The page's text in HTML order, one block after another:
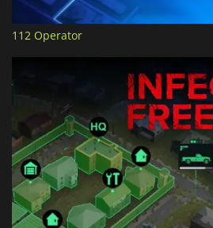
112 Operator